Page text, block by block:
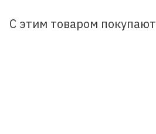
С этим товаром покупают